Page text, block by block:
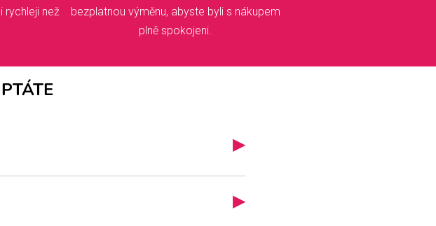
rychleji než
bezplatnou výměnu, abyste byli s nákupem
plně spokojeni.
▶
něco s vlastním potiskem, brzy se vám
Ty hned po objednávce míří do výroby a
▶